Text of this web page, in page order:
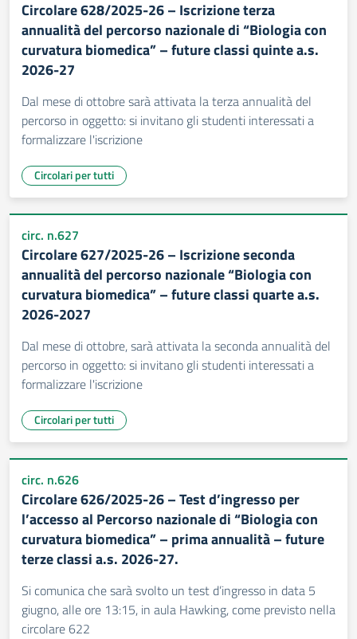
Circolare 628/2025-26 – Iscrizione terza
annualità del percorso nazionale di “Biologia con
curvatura biomedica” – future classi quinte a.s.
2026-27
Dal mese di ottobre sarà attivata la terza annualità del
percorso in oggetto: si invitano gli studenti interessati a
formalizzare l'iscrizione
Circolari per tutti
circ. n.627
Circolare 627/2025-26 – Iscrizione seconda
annualità del percorso nazionale “Biologia con
curvatura biomedica” – future classi quarte a.s.
2026-2027
Dal mese di ottobre, sarà attivata la seconda annualità del
percorso in oggetto: si invitano gli studenti interessati a
formalizzare l'iscrizione
Circolari per tutti
circ. n.626
Circolare 626/2025-26 – Test d’ingresso per
l’accesso al Percorso nazionale di “Biologia con
curvatura biomedica” – prima annualità – future
terze classi a.s. 2026-27.
Si comunica che sarà svolto un test d’ingresso in data 5
giugno, alle ore 13:15, in aula Hawking, come previsto nella
circolare 622